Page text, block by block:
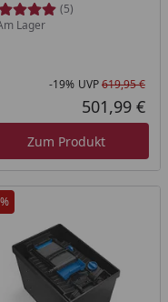
Preis
(5)
Lager
-19% UVP619,95 €
501,99 €
Zum Produkt